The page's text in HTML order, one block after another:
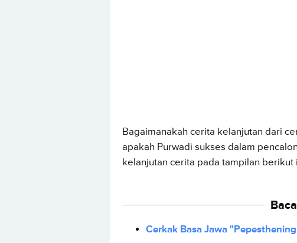
Bagaimanakah cerita kelanjutan dari
apakah Purwadi sukses dalam
kelanjutan cerita pada tampilan berikut
Cerkak Basa Jawa